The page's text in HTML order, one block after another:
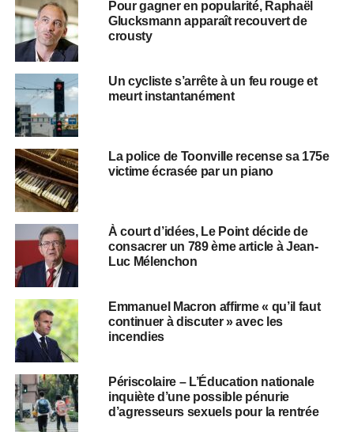
Pour gagner en popularité, Raphaël
Glucksmann apparaît recouvert de
crousty
Un cycliste s’arrête à un feu rouge et
meurt instantanément
La police de Toonville recense sa 175e
victime écrasée par un piano
À court d’idées, Le Point décide de
consacrer un 789 ème article à Jean-
Luc Mélenchon
Emmanuel Macron affirme « qu’il faut
continuer à discuter » avec les
incendies
Périscolaire – L’Éducation nationale
inquiète d’une possible pénurie
d’agresseurs sexuels pour la rentrée